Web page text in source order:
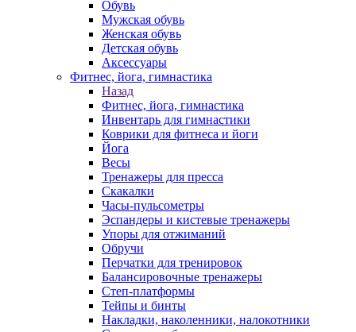
Обувь
Мужская обувь
Женская обувь
Детская обувь
Аксессуары
Фитнес, йога, гимнастика
Назад
Фитнес, йога, гимнастика
Инвентарь для гимнастики
Коврики для фитнеса и йоги
Йога
Весы
Тренажеры для пресса
Скакалки
Часы-пульсометры
Эспандеры и кистевые тренажеры
Упоры для отжиманий
Обручи
Перчатки для тренировок
Балансировочные тренажеры
Степ-платформы
Тейпы и бинты
Накладки, наколенники, налокотники